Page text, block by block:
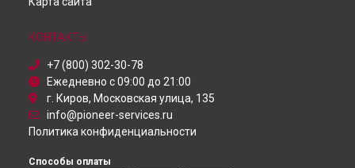
КОНТАКТЫ
+7 (800) 302-30-78
Ежедневно с 09:00 до 21:00
г. Киров, Московская улица, 135
info@pioneer-services.ru
Политика конфиденциальности
Способы оплаты